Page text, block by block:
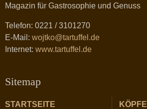
Magazin für Gastrosophie und Genuss
Telefon: 0221 / 3101270
E-Mail: wojtko@tartuffel.de
Internet: www.tartuffel.de
Sitemap
STARTSEITE
KÖPFE